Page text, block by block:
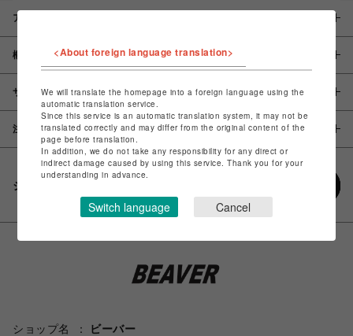
アイテム説明 / 素材
概要
サイズ
注意事項
シェアする
ショップ名
ビーバー
<About foreign language translation>
We will translate the homepage into a foreign language using the
automatic translation service.
Since this service is an automatic translation system, it may not be
translated correctly and may differ from the original content of the
page before translation.
In addition, we do not take any responsibility for any direct or
indirect damage caused by using this service. Thank you for your
understanding in advance.
Switch language Cancel